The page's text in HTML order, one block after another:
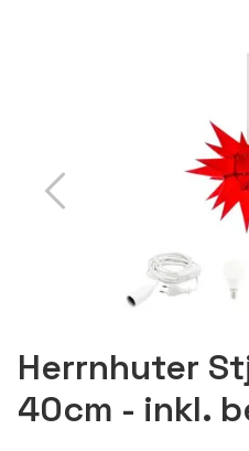
Herrnhuter
40cm - inkl.